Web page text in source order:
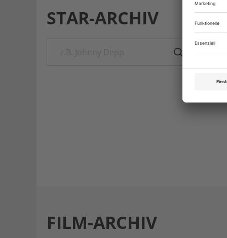
STAR-ARCHIV
FILM-ARCHIV